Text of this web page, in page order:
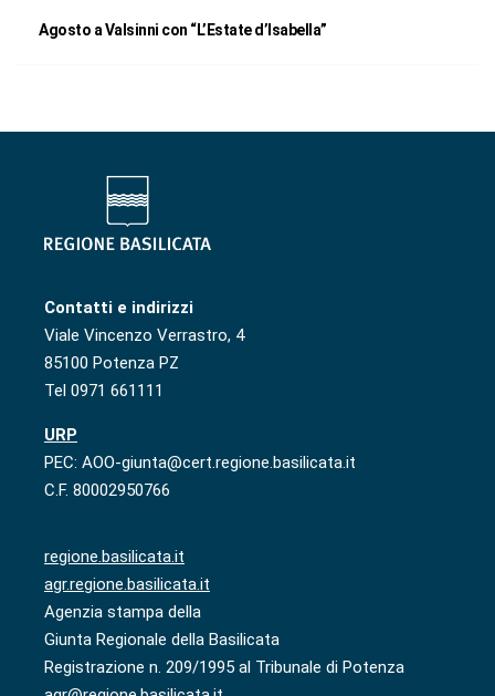
Agosto a Valsinni con “L’Estate d’Isabella”
Contatti e indirizzi
Viale Vincenzo Verrastro, 4
85100 Potenza PZ
Tel 0971 661111
URP
PEC: AOO-giunta@cert.regione.basilicata.it
C.F. 80002950766
regione.basilicata.it
agr.regione.basilicata.it
Agenzia stampa della
Giunta Regionale della Basilicata
Registrazione n. 209/1995 al Tribunale di Potenza